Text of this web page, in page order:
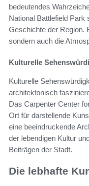
bedeutendes
National Battlefield Park
Geschichte der Region.
sondern auch die
Kulturelle
Kulturelle
architektonisch
Das Carpenter Center
Ort für darstellende
eine beeindruckende
der lebendigen Kultur
Beiträgen der Stadt.
Die lebhafte